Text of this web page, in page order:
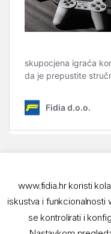
www.fidia.hr koristi
iskustva i funkcionalnosti
se kontrolirati i